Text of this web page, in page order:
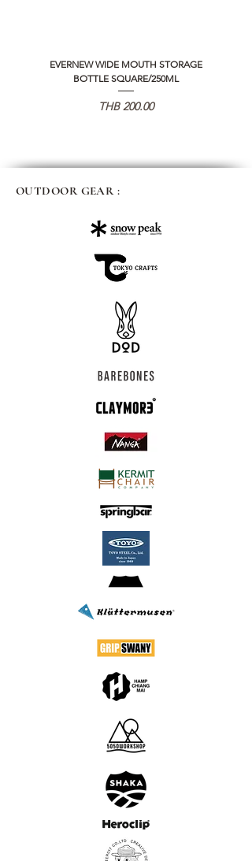
EVERNEW WIDE MOUTH STORAGE
BOTTLE SQUARE/250ML
Price
THB 200.00
OUTDOOR GEAR :